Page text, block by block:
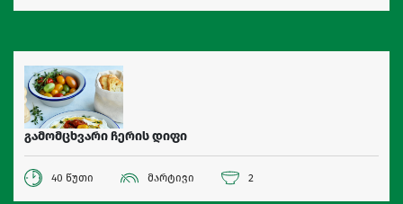
გამომცხვარი ჩერის დიფი
40 წუთი მარტივი 2